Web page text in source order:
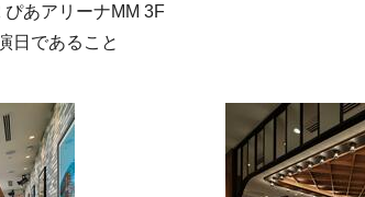
あアリーナMM 3F
日であること